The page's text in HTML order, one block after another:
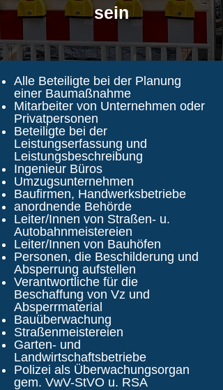
sein
Alle Beteiligte bei der Planung
einer Baumaßnahme
Mitarbeiter von Unternehmen oder
Privatpersonen
Beteiligte bei der
Leistungserfassung und
Leistungsbeschreibung
Ingenieur Büros
Umzugsunternehmen
Baufirmen, Handwerksbetriebe
anordnende Behörde
Leiter/Innen von Straßen- u.
Autobahnmeistereien
Leiter/Innen von Bauhöfen
Personen, die Beschilderung und
Absperrung aufstellen
Verantwortliche für die
Beschaffung von Vz und
Absperrmaterial
Bauüberwachung
Straßenmeistereien
Garten- und
Landwirtschaftsbetriebe
Polizei als Überwachungsorgan
gem. VwV-StVO u. RSA